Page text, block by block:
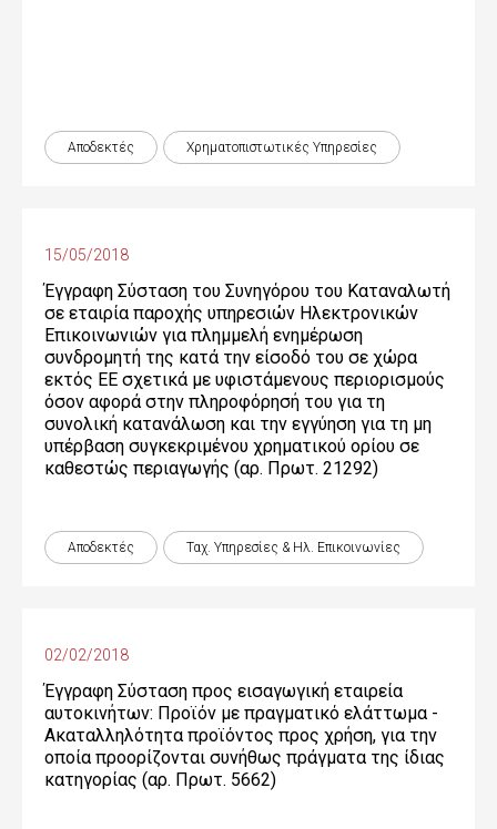
Αποδεκτές Χρηματοπιστωτικές Yπηρεσίες
15/05/2018
Έγγραφη Σύσταση του Συνηγόρου του Καταναλωτή
σε εταιρία παροχής υπηρεσιών Ηλεκτρονικών
Επικοινωνιών για πλημμελή ενημέρωση
συνδρομητή της κατά την είσοδό του σε χώρα
εκτός ΕΕ σχετικά με υφιστάμενους περιορισμούς
όσον αφορά στην πληροφόρησή του για τη
συνολική κατανάλωση και την εγγύηση για τη μη
υπέρβαση συγκεκριμένου χρηματικού ορίου σε
καθεστώς περιαγωγής (αρ. Πρωτ. 21292)
Αποδεκτές Ταχ. Υπηρεσίες & Ηλ. Επικοινωνίες
02/02/2018
Έγγραφη Σύσταση προς εισαγωγική εταιρεία
αυτοκινήτων: Προϊόν με πραγματικό ελάττωμα -
Ακαταλληλότητα προϊόντος προς χρήση, για την
οποία προορίζονται συνήθως πράγματα της ίδιας
κατηγορίας (αρ. Πρωτ. 5662)